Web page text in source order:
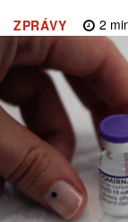
ZPRÁVY 2